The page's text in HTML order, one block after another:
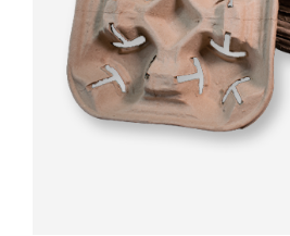
Valorado
con5.00de 5
AÑADIR AL CARRITO /